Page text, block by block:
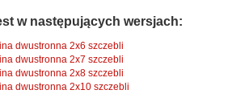
w następujących wersjach:
dwustronna 2x6 szczebli
dwustronna 2x7 szczebli
dwustronna 2x8 szczebli
dwustronna 2x10 szczebli